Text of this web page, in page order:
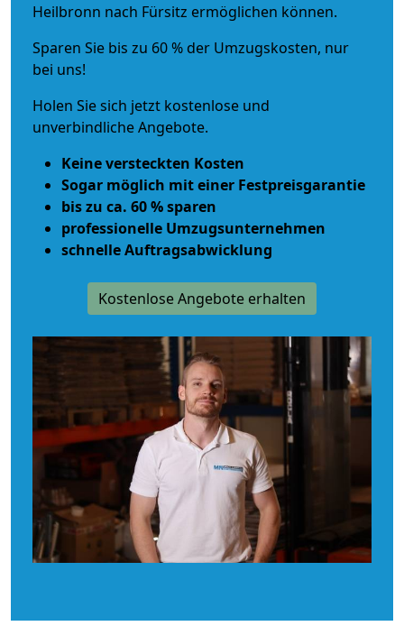
Heilbronn nach Fürsitz ermöglichen können.
Sparen Sie bis zu 60 % der Umzugskosten, nur
bei uns!
Holen Sie sich jetzt kostenlose und
unverbindliche Angebote.
Keine versteckten Kosten
Sogar möglich mit einer Festpreisgarantie
bis zu ca. 60 % sparen
professionelle Umzugsunternehmen
schnelle Auftragsabwicklung
Kostenlose Angebote erhalten